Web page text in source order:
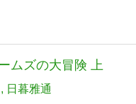
ムズの大冒険 上
日暮雅通